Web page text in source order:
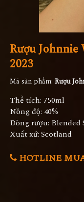
Rượu
2023
Mã sản phẩm: Rượu
Thể tích: 750ml
Nồng độ: 40%
Dòng rượu: Blended
Xuất xứ: Scotland
HOTLINE